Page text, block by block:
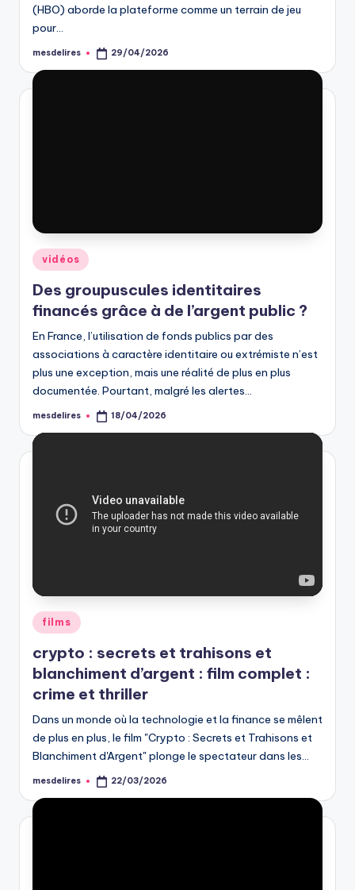
(HBO) aborde la plateforme comme un terrain de jeu
pour…
Posted
mesdelires 29/04/2026
Posted
in
vidéos
Des groupuscules identitaires
financés grâce à de l’argent public ?
En France, l’utilisation de fonds publics par des
associations à caractère identitaire ou extrémiste n’est
plus une exception, mais une réalité de plus en plus
documentée. Pourtant, malgré les alertes…
Posted
mesdelires 18/04/2026
Posted
in
films
crypto : secrets et trahisons et
blanchiment d’argent : film complet :
crime et thriller
Dans un monde où la technologie et la finance se mêlent
de plus en plus, le film "Crypto : Secrets et Trahisons et
Blanchiment d'Argent" plonge le spectateur dans les…
Posted
mesdelires 22/03/2026